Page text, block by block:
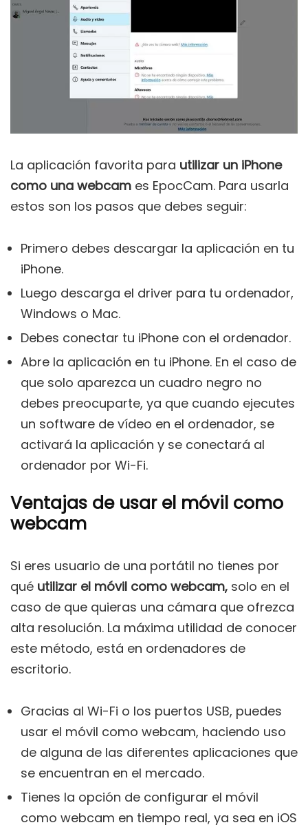
La aplicación favorita para utilizar un iPhone
como una webcam es EpocCam. Para usarla
estos son los pasos que debes seguir:
Primero debes descargar la aplicación en tu
iPhone.
Luego descarga el driver para tu ordenador,
Windows o Mac.
Debes conectar tu iPhone con el ordenador.
Abre la aplicación en tu iPhone. En el caso de
que solo aparezca un cuadro negro no
debes preocuparte, ya que cuando ejecutes
un software de vídeo en el ordenador, se
activará la aplicación y se conectará al
ordenador por Wi-Fi.
Ventajas de usar el móvil como
webcam
Si eres usuario de una portátil no tienes por
qué utilizar el móvil como webcam, solo en el
caso de que quieras una cámara que ofrezca
alta resolución. La máxima utilidad de conocer
este método, está en ordenadores de
escritorio.
Gracias al Wi-Fi o los puertos USB, puedes
usar el móvil como webcam, haciendo uso
de alguna de las diferentes aplicaciones que
se encuentran en el mercado.
Tienes la opción de configurar el móvil
como webcam en tiempo real, ya sea en iOS